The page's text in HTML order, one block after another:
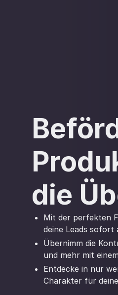
die
Mit der perfekten
deine Leads sofort
Übernimm die
und mehr mit
Entdecke in nur
Charakter für